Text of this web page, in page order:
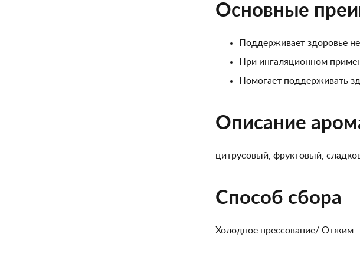
Основные
Поддерживает здоровье
При ингаляционном
Помогает поддерживать
Описание
цитрусовый, фруктовый,
Способ сбора
Холодное прессование/ Отжим